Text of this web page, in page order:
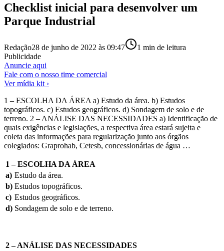
Checklist inicial para desenvolver um
Parque Industrial
Redação28 de junho de 2022 às 09:47 1 min de leitura
Publicidade
Anuncie aqui
Fale com o nosso time comercial
Ver mídia kit ›
1 – ESCOLHA DA ÁREA a) Estudo da área. b) Estudos
topográficos. c) Estudos geográficos. d) Sondagem de solo e de
terreno. 2 – ANÁLISE DAS NECESSIDADES a) Identificação de
quais exigências e legislações, a respectiva área estará sujeita e
coleta das informações para regularização junto aos órgãos
colegiados: Graprohab, Cetesb, concessionárias de água …
1 – ESCOLHA DA ÁREA
a) Estudo da área.
b) Estudos topográficos.
c) Estudos geográficos.
d) Sondagem de solo e de terreno.
2 – ANÁLISE DAS NECESSIDADES